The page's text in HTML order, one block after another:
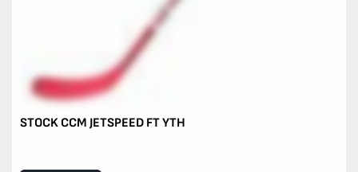
STOCK CCM JETSPEED FT YTH